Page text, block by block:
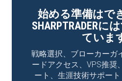
始める準備はで
SHARPTRADERに
ていま
戦略選択、ブローカーガ
ードアクセス、VPS推奨
ート、生涯技術サポー